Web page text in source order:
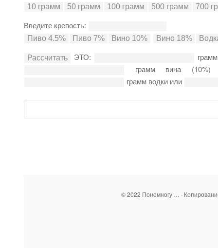
Введите крепость:
ЭТО:
грамм вина
грамм водки или
© 2022 Понемногу … ·